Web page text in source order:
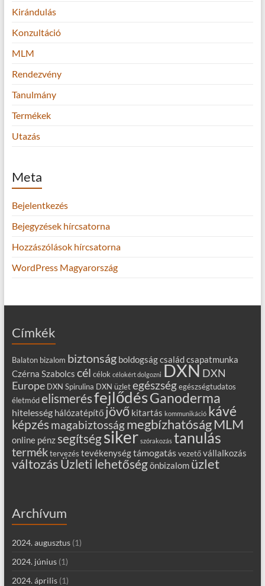
Kirándulás
Konzultáció
MLM
Rendezvény
Tanulmány
Termékek
Utazás
Meta
Bejelentkezés
Bejegyzések hírcsatorna
Hozzászólások hírcsatorna
WordPress Magyarország
Címkék
Balaton bizalom biztonság boldogságcsaládcsapatmunka
Czérna Szabolcs cél célok célokért dolgozni DXNDXN
Europe DXN Spirulina DXN üzlet egészség egészségtudatos
életmód elismerésfejlődésGanoderma
hitelesség hálózatépítő jövő kitartás kommunikáció kávé
képzésmagabiztosságmegbízhatóság MLM
online pénz segítségsiker szórakozás tanulás
termék tervezés tevékenységtámogatás vezető vállalkozás
változás Üzleti lehetőségönbizalom üzlet
Archívum
2024. augusztus(1)
2024. június(1)
2024. április(1)